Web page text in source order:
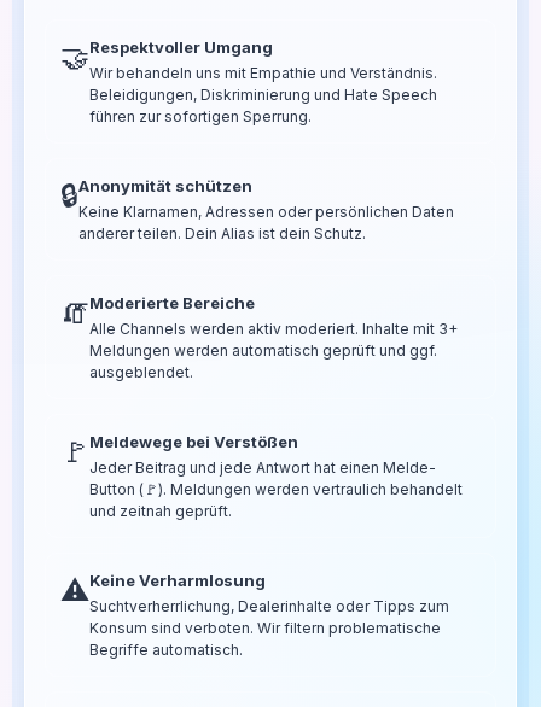
🤝Respektvoller Umgang
Wir behandeln uns mit Empathie und Verständnis.
Beleidigungen, Diskriminierung und Hate Speech
führen zur sofortigen Sperrung.
🔒Anonymität schützen
Keine Klarnamen, Adressen oder persönlichen Daten
anderer teilen. Dein Alias ist dein Schutz.
🧯Moderierte Bereiche
Alle Channels werden aktiv moderiert. Inhalte mit 3+
Meldungen werden automatisch geprüft und ggf.
ausgeblendet.
🚩 Meldewege bei Verstößen
Jeder Beitrag und jede Antwort hat einen Melde-
Button (🚩). Meldungen werden vertraulich behandelt
und zeitnah geprüft.
⚠️Keine Verharmlosung
Suchtverherrlichung, Dealerinhalte oder Tipps zum
Konsum sind verboten. Wir filtern problematische
Begriffe automatisch.